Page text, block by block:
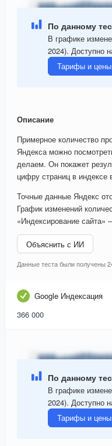
По данному
В графике
2024). Доступно
Тарифы и цены
Описание
Примерное количество
Яндекса можно
делаем. Он покажет
цифру страниц в индексе
Точные данные Яндекс
График изменений
«Индексирование
Объяснить с ИИ
Данные теста были получены
Google Индексация
366 000
По данному
В графике
2024). Доступно
Тарифы и цены